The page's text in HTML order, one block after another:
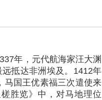
年，元代航海家汪大渊
抵达非洲埃及。1412年
马国王优素福三次遣使来
胜览》中，对马地理位